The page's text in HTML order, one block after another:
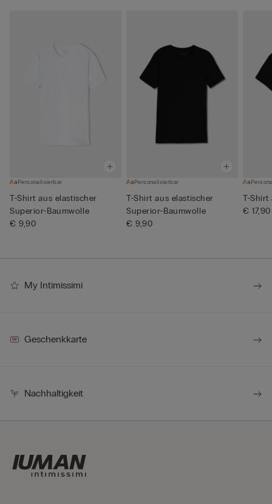
Personalisierbar
T-Shirt aus elastischer
Superior-Baumwolle
€ 9,90
Personalisierbar
T-Shirt aus elastischer
Superior-Baumwolle
€ 9,90
T-Shirt
€ 17,90
My Intimissimi
Geschenkkarte
Nachhaltigkeit